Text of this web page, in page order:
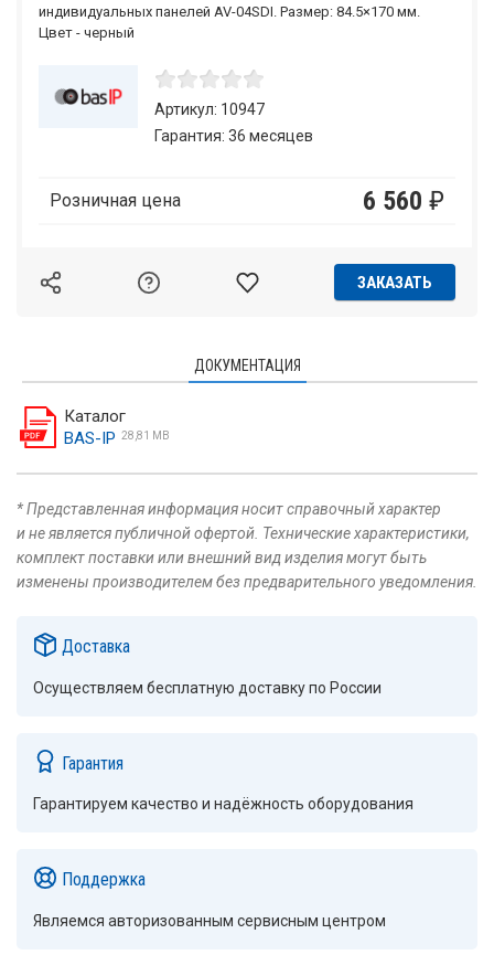
индивидуальных панелей AV-04SDI. Размер: 84.5×170 мм.
Цвет - черный
Артикул: 10947
Гарантия: 36 месяцев
Розничная цена 6 560 ₽
ЗАКАЗАТЬ
ДОКУМЕНТАЦИЯ
Каталог
BAS-IP 28,81 MB
* Представленная информация носит справочный характер
и не является публичной офертой. Технические характеристики,
комплект поставки или внешний вид изделия могут быть
изменены производителем без предварительного уведомления.
Доставка
Осуществляем бесплатную доставку по России
Гарантия
Гарантируем качество и надёжность оборудования
Поддержка
Являемся авторизованным сервисным центром